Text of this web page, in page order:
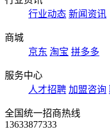
行业动态 新闻资讯
商城
京东 淘宝 拼多多
服务中心
人才招聘 加盟咨询
全国统一招商热线
13633877333